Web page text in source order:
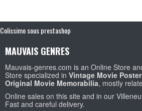
Colissimo sous prestashop
MAUVAIS GENRES
Mauvais-genres.com is an Online Store
Store specialized in Vintage Movie
Original Movie Memorabilia, mostly
Online sales on this site and in our
Fast and careful delivery.